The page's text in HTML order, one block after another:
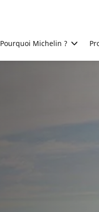
Pourquoi Michelin ?